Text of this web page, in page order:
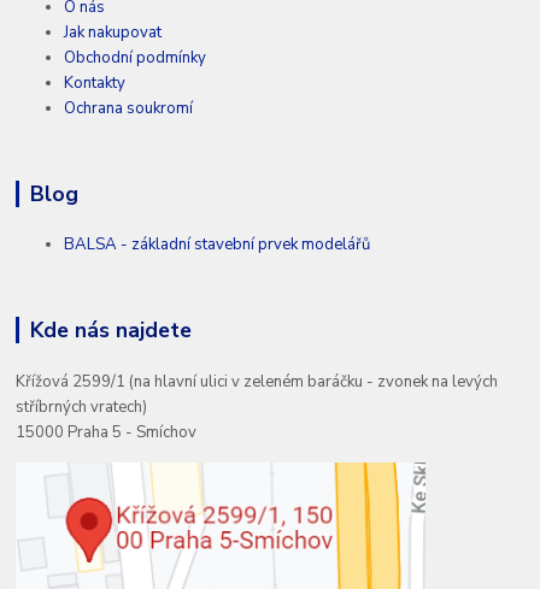
O nás
Jak nakupovat
Obchodní podmínky
Kontakty
Ochrana soukromí
Blog
BALSA - základní stavební prvek modelářů
Kde nás najdete
Křížová 2599/1 (na hlavní ulici v zeleném baráčku - zvonek na levých
stříbrných vratech)
15000 Praha 5 - Smíchov